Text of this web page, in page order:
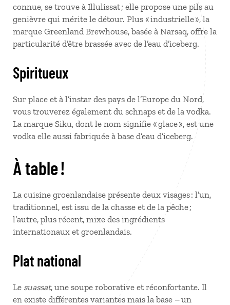
connue, se trouve à Illulissat ; elle propose une pils au
genièvre qui mérite le détour. Plus « industrielle », la
marque Greenland Brewhouse, basée à Narsaq, offre la
particularité d’être brassée avec de l’eau d’iceberg.
Spiritueux
Sur place et à l’instar des pays de l’Europe du Nord,
vous trouverez également du schnaps et de la vodka.
La marque Siku, dont le nom signifie « glace », est une
vodka elle aussi fabriquée à base d’eau d’iceberg.
À table !
La cuisine groenlandaise présente deux visages : l’un,
traditionnel, est issu de la chasse et de la pêche ;
l’autre, plus récent, mixe des ingrédients
internationaux et groenlandais.
Plat national
Le suassat, une soupe roborative et réconfortante. Il
en existe différentes variantes mais la base – un